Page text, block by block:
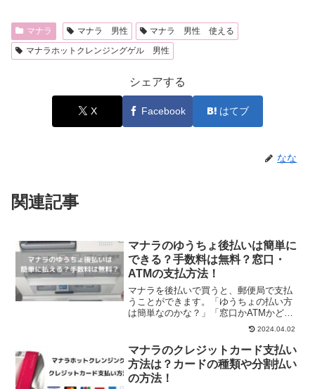
マナラ マナラ 男性
マナラ 男性 使える
マナラホットクレンジングゲル 男性
シェアする
X Facebook はてブ
なな
関連記事
マナラのゆうちょ後払いは簡単に
できる？手数料は無料？窓口・
ATMの支払方法！
マナラを後払いで買うと、郵便局で支払
うことができます。「ゆうちょの払い方
は簡単なのかな？」「窓口かATMかどっ
ちで払うんだろう？」「手数料は無料だ
よね？」気になったので、実際にゆうち
ょのATMで支払をしてみました。
2024.04.02
マナラのクレジットカード支払い
方法は？カードの種類や分割払い
の方法！